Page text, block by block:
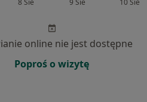
online nie jest dostępne
Poproś o wizytę